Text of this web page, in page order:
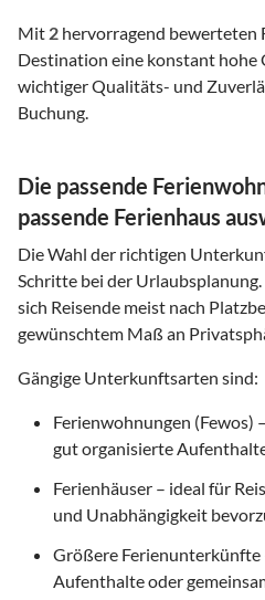
Mit 2 hervorragend bewerteten
Destination eine konstant hohe
wichtiger Qualitäts- und
Buchung.
Die passende
passende Ferienhaus
Die Wahl der richtigen
Schritte bei der Urlaubsplanung.
sich Reisende meist nach
gewünschtem Maß an
Gängige Unterkunftsarten sind:
Ferienwohnungen (Fewos)
gut organisierte
Ferienhäuser – ideal für
und Unabhängigkeit
Größere Ferienunterkünfte
Aufenthalte oder